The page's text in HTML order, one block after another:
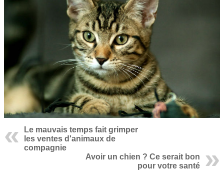
Le mauvais temps fait grimper
les ventes d'animaux de
compagnie
Avoir un chien ? Ce serait bon
pour votre santé